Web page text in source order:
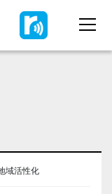
域活性化